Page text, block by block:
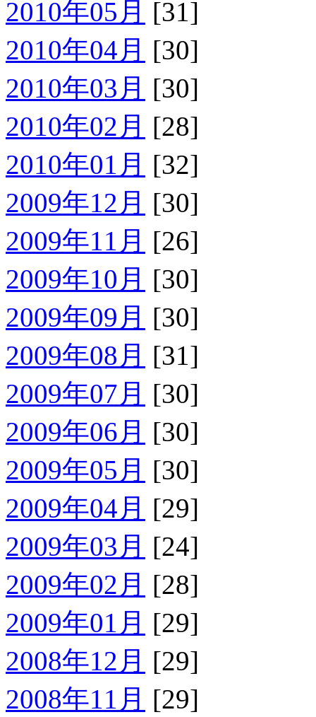
2010年05月 [31]
2010年04月 [30]
2010年03月 [30]
2010年02月 [28]
2010年01月 [32]
2009年12月 [30]
2009年11月 [26]
2009年10月 [30]
2009年09月 [30]
2009年08月 [31]
2009年07月 [30]
2009年06月 [30]
2009年05月 [30]
2009年04月 [29]
2009年03月 [24]
2009年02月 [28]
2009年01月 [29]
2008年12月 [29]
2008年11月 [29]